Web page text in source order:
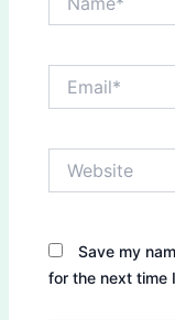
Save my
for the next time